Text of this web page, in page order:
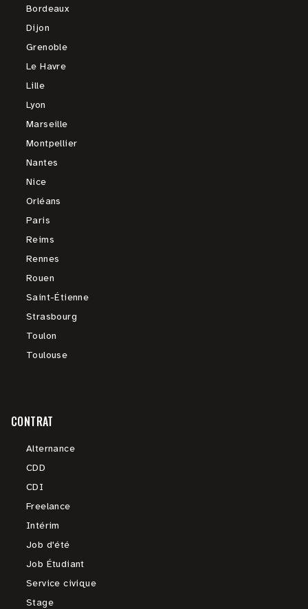
Bordeaux
Dijon
Grenoble
Le Havre
Lille
Lyon
Marseille
Montpellier
Nantes
Nice
Orléans
Paris
Reims
Rennes
Rouen
Saint-Étienne
Strasbourg
Toulon
Toulouse
CONTRAT
Alternance
CDD
CDI
Freelance
Intérim
Job d'été
Job Étudiant
Service civique
Stage